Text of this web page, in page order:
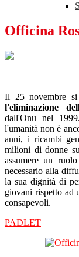
Officina
Il 25 novembre
l'eliminazione
dall'Onu nel
l'umanità non è
anni, i ricambi
milioni di donne
assumere un
necessario alla
la sua dignità di
giovani rispetto ad
consapevoli.
PADLET